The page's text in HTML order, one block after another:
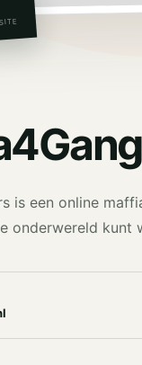
is een online
onderwereld kunt